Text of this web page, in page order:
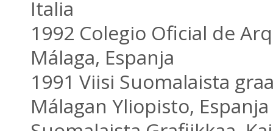
Italia
1992 Colegio Oficial de
Málaga, Espanja
1991 Viisi Suomalaista
Málagan Yliopisto, Espanja